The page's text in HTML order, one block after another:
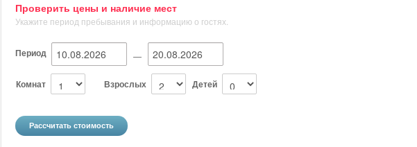
Проверить цены и наличие мест
Укажите период пребывания и информацию о гостях.
Период —
Комнат Взрослых Детей